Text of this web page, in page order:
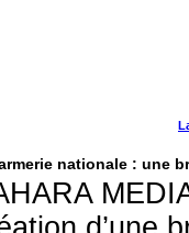
nationale : une